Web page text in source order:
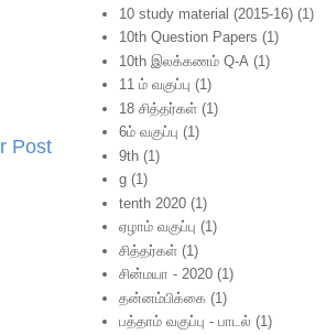
Post
10 study material (2015-16) (1)
10th Question Papers (1)
10th இலக்கணம் Q-A (1)
11 ம் வகுப்பு (1)
18 சித்தர்கள் (1)
6ம் வகுப்பு (1)
9th (1)
g (1)
tenth 2020 (1)
ஏழாம் வகுப்பு (1)
சித்தர்கள் (1)
சின்மயா - 2020 (1)
தன்னம்பிக்கை (1)
பத்தாம் வகுப்பு - பாடல் (1)